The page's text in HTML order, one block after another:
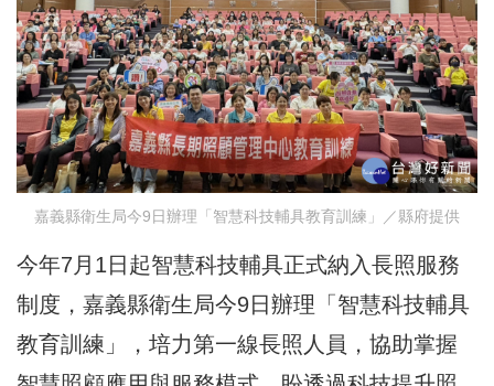
嘉義縣衛生局今9日辦理「智慧科技輔具教育訓練」／縣府提供
今年7月1日起智慧科技輔具正式納入長照服務
制度，嘉義縣衛生局今9日辦理「智慧科技輔具
教育訓練」，培力第一線長照人員，協助掌握